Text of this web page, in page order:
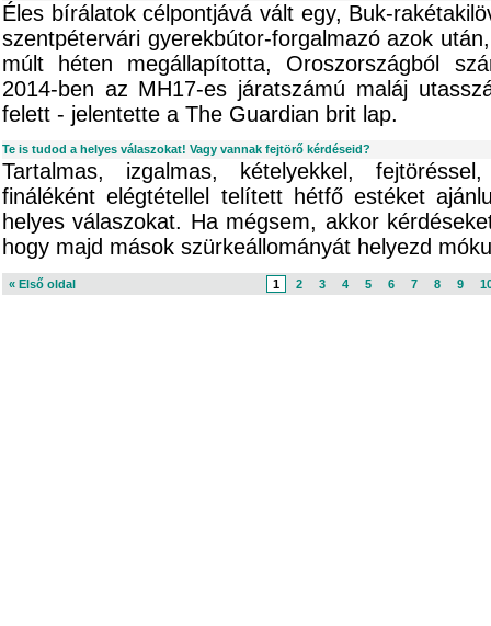
Éles bírálatok célpontjává vált egy, Buk-
szentpétervári gyerekbútor-forgalmazó azok
múlt héten megállapította, Oroszországból
2014-ben az MH17-es járatszámú maláj
felett - jelentette a The Guardian brit lap.
Te is tudod a helyes válaszokat! Vagy vannak fejtörő kérdéseid?
Tartalmas, izgalmas, kételyekkel,
fináléként elégtétellel telített hétfő estéket
helyes válaszokat. Ha mégsem, akkor
hogy majd mások szürkeállományát helyezd
« Első oldal 1 2 3 4 5 6 7 8 9